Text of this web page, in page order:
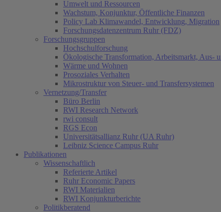
Umwelt und Ressourcen
Wachstum, Konjunktur, Öffentliche Finanzen
Policy Lab Klimawandel, Entwicklung, Migration
Forschungsdatenzentrum Ruhr (FDZ)
Forschungsgruppen
Hochschulforschung
Ökologische Transformation, Arbeitsmarkt, Aus-
Wärme und Wohnen
Prosoziales Verhalten
Mikrostruktur von Steuer- und Transfersystemen
Vernetzung/Transfer
Büro Berlin
RWI Research Network
rwi consult
RGS Econ
Universitätsallianz Ruhr (UA Ruhr)
Leibniz Science Campus Ruhr
Publikationen
Wissenschaftlich
Referierte Artikel
Ruhr Economic Papers
RWI Materialien
RWI Konjunkturberichte
Politikberatend